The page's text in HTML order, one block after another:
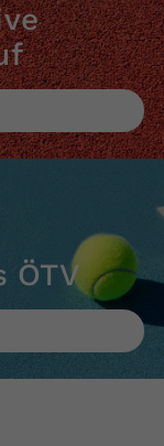
ÖTV